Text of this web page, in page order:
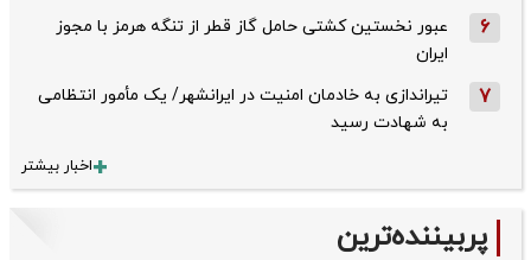
6
عبور نخستین کشتی حامل گاز قطر از تنگه هرمز با مجوز
ایران
7
تیراندازی به خادمان امنیت در ایرانشهر/ یک مأمور انتظامی
به شهادت رسید
اخبار بیشتر
پربیننده‌ترین